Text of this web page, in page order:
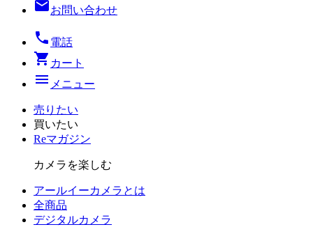
mailお問い合わせ
local_phone 電話
shopping_cart カート
menu メニュー
売りたい
買いたい
Reマガジン
カメラを楽しむ
アールイーカメラとは
全商品
デジタルカメラ